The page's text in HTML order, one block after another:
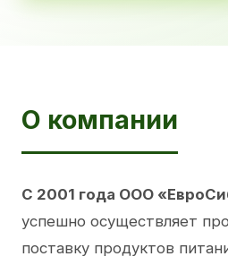
О компании
С 2001 года ООО
успешно осуществляет
поставку продуктов